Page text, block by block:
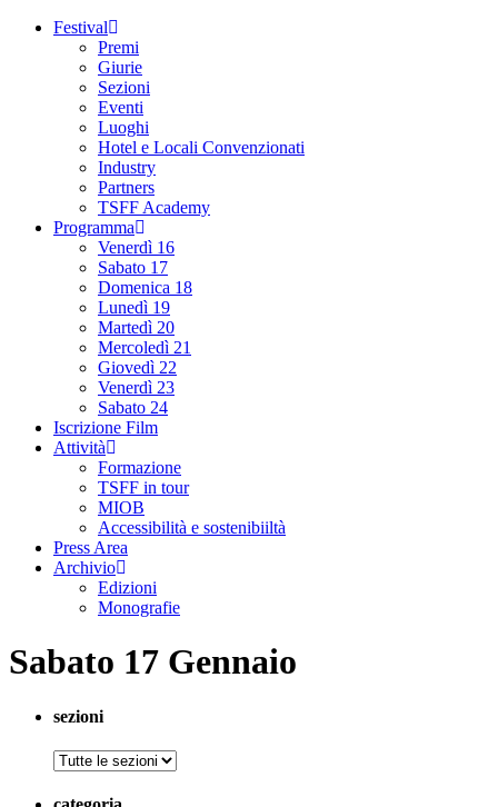
Festival
Premi
Giurie
Sezioni
Eventi
Luoghi
Hotel e Locali Convenzionati
Industry
Partners
TSFF Academy
Programma
Venerdì 16
Sabato 17
Domenica 18
Lunedì 19
Martedì 20
Mercoledì 21
Giovedì 22
Venerdì 23
Sabato 24
Iscrizione Film
Attività
Formazione
TSFF in tour
MIOB
Accessibilità e sostenibiiltà
Press Area
Archivio
Edizioni
Monografie
Sabato 17 Gennaio
sezioni